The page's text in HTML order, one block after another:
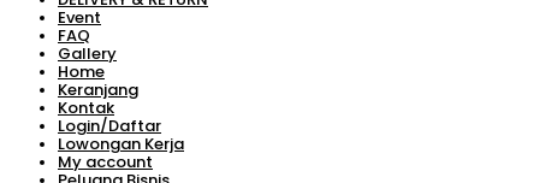
Event
FAQ
Gallery
Home
Keranjang
Kontak
Login/Daftar
Lowongan Kerja
My account